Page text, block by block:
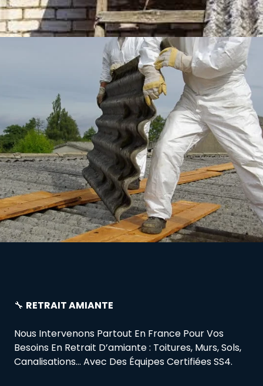
🔧 RETRAIT AMIANTE
Nous Intervenons Partout En France Pour Vos
Besoins En Retrait D’amiante : Toitures, Murs, Sols,
Canalisations… Avec Des Équipes Certifiées SS4.